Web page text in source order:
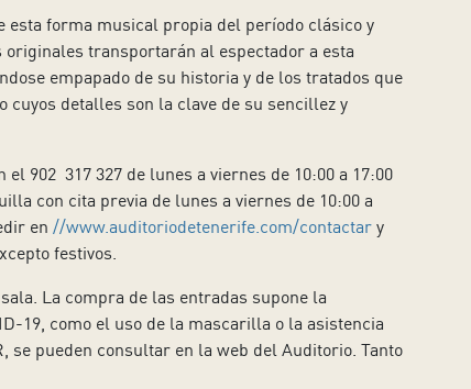
esta forma musical propia del período clásico y
transportarán al espectador a esta
empapado de su historia y de los tratados que
detalles son la clave de su sencillez y
902 317 327 de lunes a viernes de 10:00 a 17:00
con cita previa de lunes a viernes de 10:00 a
en //www.auditoriodetenerife.com/contactary
festivos.
La compra de las entradas supone la
19, como el uso de la mascarilla o la asistencia
se pueden consultar en la web del Auditorio. Tanto